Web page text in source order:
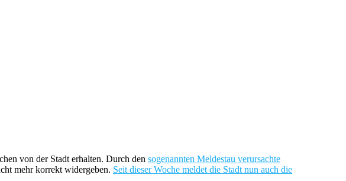
von der Stadt erhalten. Durch den sogenannten Meldestau verursachte
mehr korrekt widergeben. Seit dieser Woche meldet die Stadt nun auch die